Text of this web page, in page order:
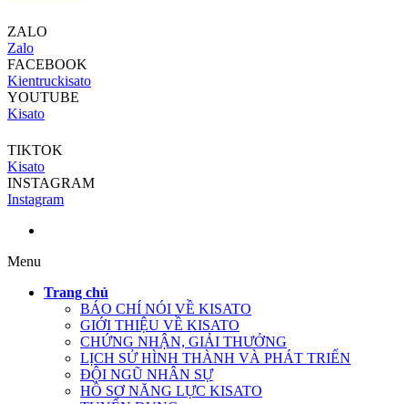
ZALO
Zalo
FACEBOOK
Kientruckisato
YOUTUBE
Kisato
TIKTOK
Kisato
INSTAGRAM
Instagram
Menu
Trang chủ
BÁO CHÍ NÓI VỀ KISATO
GIỚI THIỆU VỀ KISATO
CHỨNG NHẬN, GIẢI THƯỞNG
LỊCH SỬ HÌNH THÀNH VÀ PHÁT TRIỂN
ĐỘI NGŨ NHÂN SỰ
HỒ SƠ NĂNG LỰC KISATO